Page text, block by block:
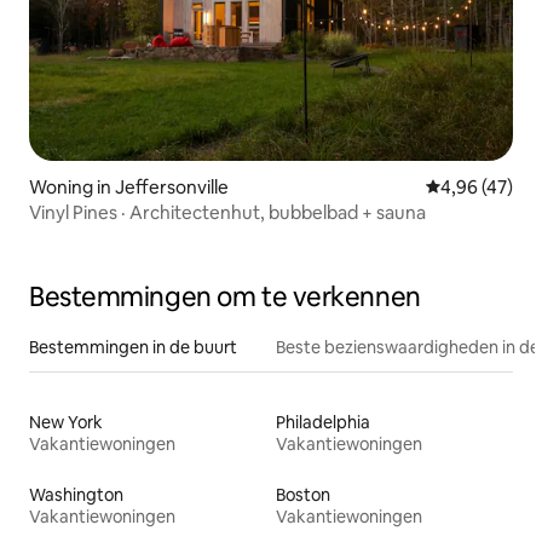
Woning in Jeffersonville Gemiddelde
4,96 (47)
Vinyl Pines · Architectenhut, bubbelbad + sauna
Bestemmingen om te verkennen
Bestemmingen in de buurt Beste bezienswaardigheden in
New York
Vakantiewoningen
Philadelphia
Vakantiewoningen
Washington
Vakantiewoningen
Boston
Vakantiewoningen